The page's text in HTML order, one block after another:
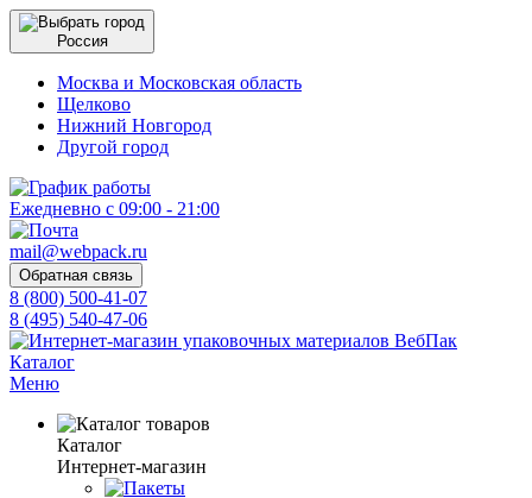
Россия
Москва и Московская область
Щелково
Нижний Новгород
Другой город
Ежедневно с 09:00 - 21:00
mail@webpack.ru
Обратная связь
8 (800) 500-41-07
8 (495) 540-47-06
Каталог
Меню
Каталог
Интернет-магазин